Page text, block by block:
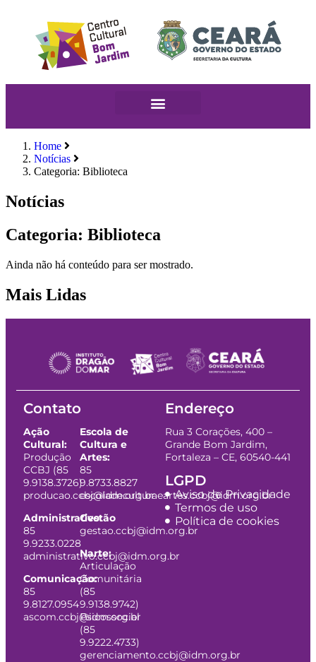
Home
Notícias
Categoria: Biblioteca
Notícias
Categoria: Biblioteca
Ainda não há conteúdo para ser mostrado.
Mais Lidas
Contato
Ação
Cultural:
Produção
CCBJ (85
9.9138.3726)
producao.ccbj@idm.org.br
Administrativo:
85
9.9233.0228
administrativo.ccbj@idm.org.br
Comunicação:
85
9.8127.0954
ascom.ccbj@idm.org.br
Escola de
Cultura e
Artes:
85
9.8733.8827
escoladeculturaeartes.ccbj@idm.org.br
Gestão
gestao.ccbj@idm.org.br
Narte:
Articulação
Comunitária
(85
9.9138.9742)
Psicossocial
(85
9.9222.4733)
gerenciamento.ccbj@idm.org.br
Endereço
Rua 3 Corações, 400 –
Grande Bom Jardim,
Fortaleza – CE, 60540-441
LGPD
Aviso de Privacidade
Termos de uso
Política de cookies